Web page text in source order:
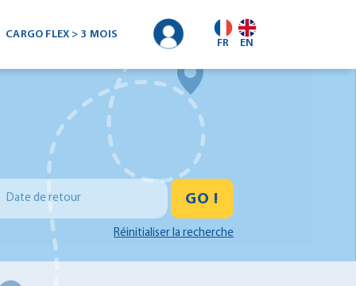
CARGO FLEX > 3 MOIS
FR EN
Date de retour GO !
Réinitialiser la recherche